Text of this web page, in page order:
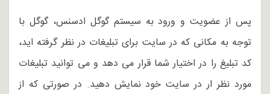
پس از عضویت و ورود به سیستم گوگل ادسنس، گوگل با
توجه به مکانی که در سایت برای تبلیغات در نظر گرفته اید،
کد تبلیغ را در اختیار شما قرار می دهد و می توانید تبلیغات
مورد نظر ار در سایت خود نمایش دهید. در صورتی که از